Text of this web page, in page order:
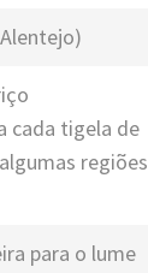
cada tigela de
regiões
para o lume